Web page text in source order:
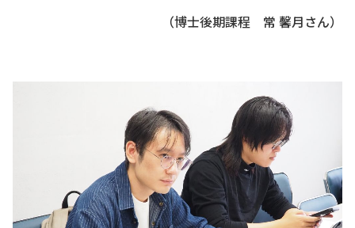
（博士後期課程 常 馨月さん）